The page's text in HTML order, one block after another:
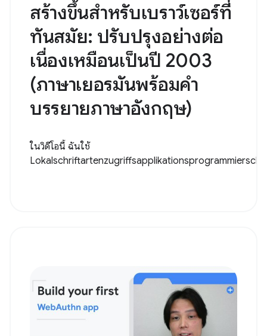
สร้างขึ้นสำหรับเบราว์เซอร์ที่
ทันสมัย: ปรับปรุงอย่างต่อ
เนื่องเหมือนเป็นปี 2003
(ภาษาเยอรมันพร้อมคำ
บรรยายภาษาอังกฤษ)
ในวิดีโอนี้ ฉันใช้